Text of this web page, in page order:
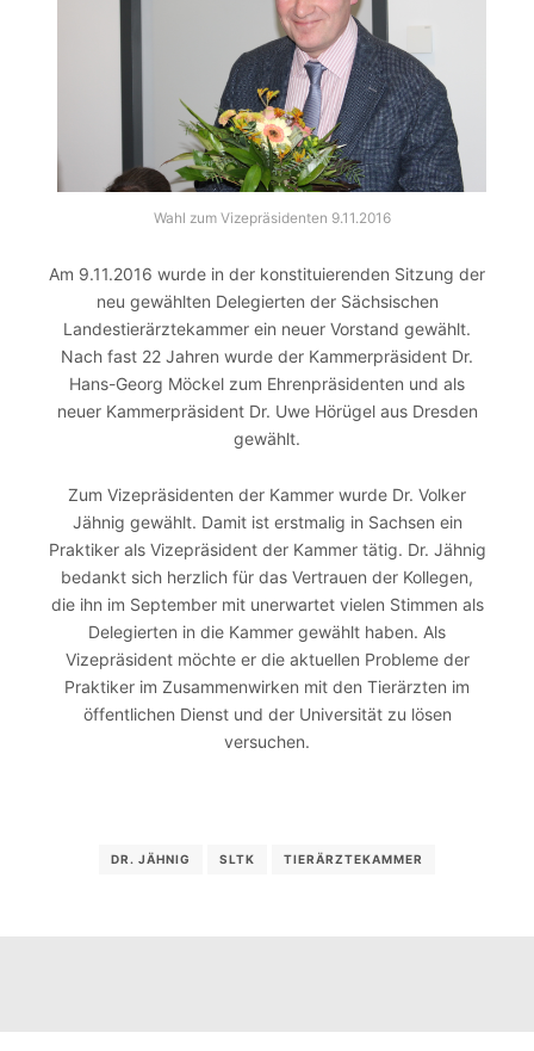
Wahl zum Vizepräsidenten 9.11.2016
Am 9.11.2016 wurde in der konstituierenden Sitzung der
neu gewählten Delegierten der Sächsischen
Landestierärztekammer ein neuer Vorstand gewählt.
Nach fast 22 Jahren wurde der Kammerpräsident Dr.
Hans-Georg Möckel zum Ehrenpräsidenten und als
neuer Kammerpräsident Dr. Uwe Hörügel aus Dresden
gewählt.
Zum Vizepräsidenten der Kammer wurde Dr. Volker
Jähnig gewählt. Damit ist erstmalig in Sachsen ein
Praktiker als Vizepräsident der Kammer tätig. Dr. Jähnig
bedankt sich herzlich für das Vertrauen der Kollegen,
die ihn im September mit unerwartet vielen Stimmen als
Delegierten in die Kammer gewählt haben. Als
Vizepräsident möchte er die aktuellen Probleme der
Praktiker im Zusammenwirken mit den Tierärzten im
öffentlichen Dienst und der Universität zu lösen
versuchen.
DR. JÄHNIG SLTK TIERÄRZTEKAMMER